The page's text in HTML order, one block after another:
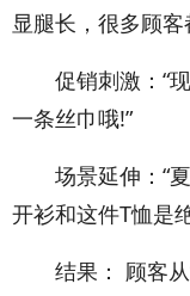
显腿长，很多顾
促销刺激：“现
一条丝巾哦!”
场景延伸：“夏
开衫和这件T恤是
结果： 顾客从“